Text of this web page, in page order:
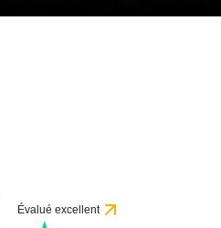
Évalué excellent